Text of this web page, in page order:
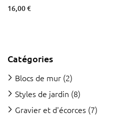
16,00 €
Catégories
Blocs de mur (2)
Styles de jardin (8)
Gravier et d'écorces (7)